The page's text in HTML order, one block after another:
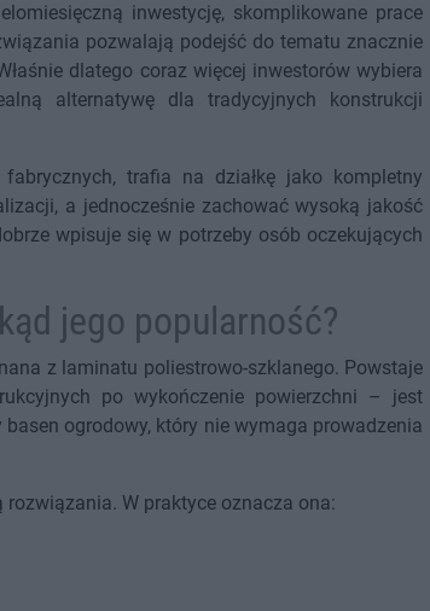
inwestycję, skomplikowane prace
pozwalają podejść do tematu znacznie
dlatego coraz więcej inwestorów wybiera
alternatywę dla tradycyjnych konstrukcji
trafia na działkę jako kompletny
a jednocześnie zachować wysoką jakość
wpisuje się w potrzeby osób oczekujących
jego popularność?
z laminatu poliestrowo-szklanego. Powstaje
po wykończenie powierzchni – jest
ogrodowy, który nie wymaga prowadzenia
W praktyce oznacza ona: